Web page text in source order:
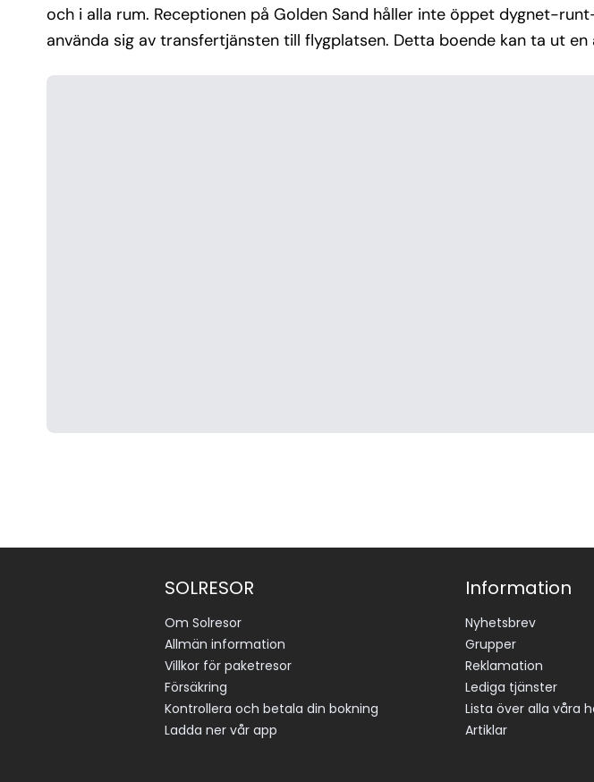
och i alla rum. Receptionen på Golden Sand håller inte öppet dygnet-
använda sig av transfertjänsten till flygplatsen. Detta boende kan ta ut
SOLRESOR
Om Solresor
Allmän information
Villkor för paketresor
Försäkring
Kontrollera och betala din bokning
Ladda ner vår app
Information
Nyhetsbrev
Grupper
Reklamation
Lediga tjänster
Lista över alla våra
Artiklar